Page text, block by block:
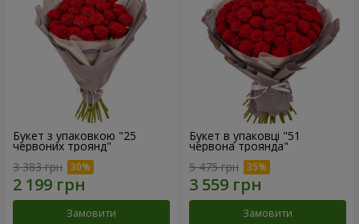
Букет з упаковкою "25
червоних троянд"
3 383 грн
Замовити
Букет в упаковці "51
червона троянда"
5 475 грн
Замовити